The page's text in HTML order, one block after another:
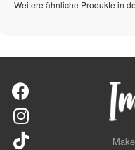
Weitere ähnliche Produkte in